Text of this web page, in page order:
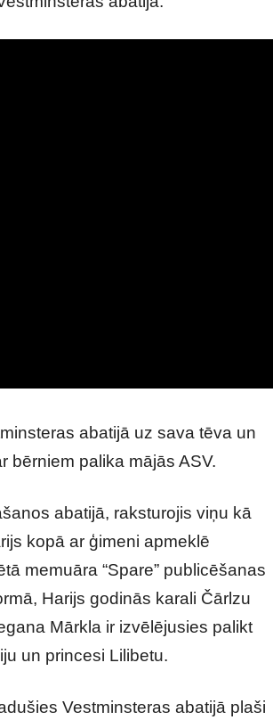
abatijā uz sava tēva un
bērniem palika mājās ASV.
abatijā, raksturojis viņu kā
kopā ar ģimeni apmeklē
memuāra “Spare” publicēšanas
Harijs godinās karali Čārlzu
Mārkla ir izvēlējusies palikt
un princesi Lilibetu.
Vestminsteras abatijā plaši